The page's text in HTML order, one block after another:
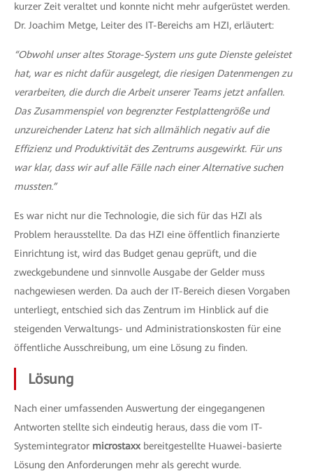
kurzer Zeit veraltet und konnte nicht mehr aufgerüstet werden.
Dr. Joachim Metge, Leiter des IT-Bereichs am HZI, erläutert:
“Obwohl unser altes Storage-System uns gute Dienste geleistet
hat, war es nicht dafür ausgelegt, die riesigen Datenmengen zu
verarbeiten, die durch die Arbeit unserer Teams jetzt anfallen.
Das Zusammenspiel von begrenzter Festplattengröße und
unzureichender Latenz hat sich allmählich negativ auf die
Effizienz und Produktivität des Zentrums ausgewirkt. Für uns
war klar, dass wir auf alle Fälle nach einer Alternative suchen
mussten.”
Es war nicht nur die Technologie, die sich für das HZI als
Problem herausstellte. Da das HZI eine öffentlich finanzierte
Einrichtung ist, wird das Budget genau geprüft, und die
zweckgebundene und sinnvolle Ausgabe der Gelder muss
nachgewiesen werden. Da auch der IT-Bereich diesen Vorgaben
unterliegt, entschied sich das Zentrum im Hinblick auf die
steigenden Verwaltungs- und Administrationskosten für eine
öffentliche Ausschreibung, um eine Lösung zu finden.
Lösung
Nach einer umfassenden Auswertung der eingegangenen
Antworten stellte sich eindeutig heraus, dass die vom IT-
Systemintegrator microstaxx bereitgestellte Huawei-basierte
Lösung den Anforderungen mehr als gerecht wurde.